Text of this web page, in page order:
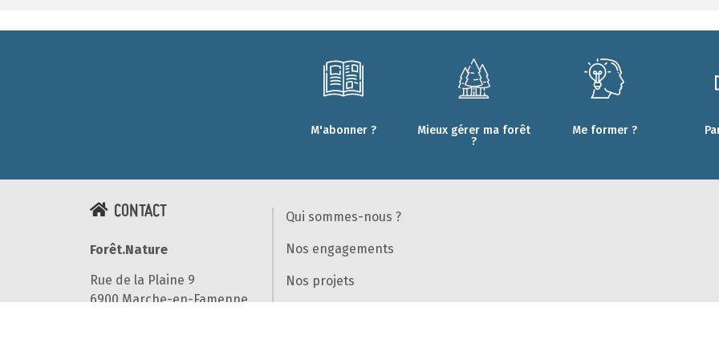
M'abonner ?
Mieux gérer ma forêt
?
Me former ?
CONTACT
Forêt.Nature
Rue de la Plaine 9
6900 Marche-en-Famenne
Qui sommes-nous ?
Nos engagements
Nos projets